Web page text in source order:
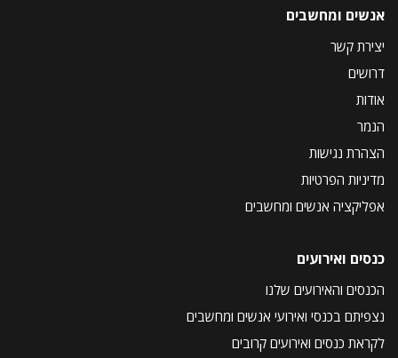
אנשים ומחשבים
יצירת קשר
דרושים
אודות
הנמר
הצהרת נגישות
מדיניות הפרטיות
אפליקציה אנשים ומחשבים
כנסים ואירועים
הכנסים והאירועים שלנו
נצפיתם בכנסי ואירועי אנשים ומחשבים
לקראת כנסים ואירועים קרובים